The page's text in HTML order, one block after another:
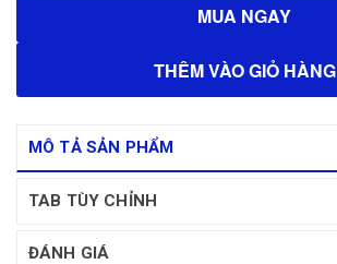
MUA NGAY
THÊM VÀO GIỎ HÀNG
MÔ TẢ SẢN PHẨM
TAB TÙY CHỈNH
ĐÁNH GIÁ